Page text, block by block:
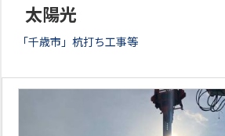
太陽光
「千歳市」杭打ち工事等